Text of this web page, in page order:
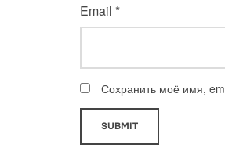
Email *
Сохранить моё имя,